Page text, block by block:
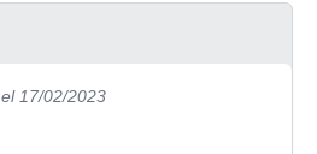
el 17/02/2023